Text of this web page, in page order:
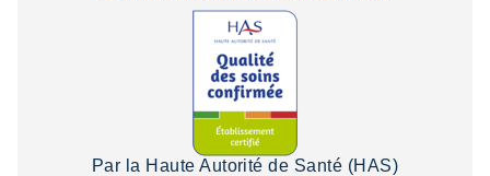
Par la Haute Autorité de Santé (HAS)